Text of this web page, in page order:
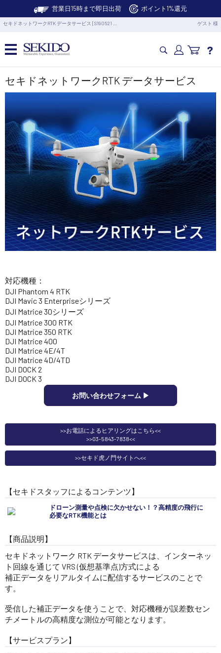
営業日15時まで即日出荷 ポイント1%還元
セキドネットワークRTK データサービス [S190521 … ゲスト 様
カメラドローン・生活家電
カメラ・スタビライザー
業務用ドローン・業務関連製品
水中ドローン(ROV)・水中スクーター
RC・ロボット部品
講習会･国家資格･WEBセミナー
サポート・Q&A / 法人・学生のお客様
セキドネットワークRTK データサービス
対応機種：
DJI Phantom 4 RTK
DJI Mavic 3 Enterpriseシリーズ
DJI Matrice 30シリーズ
DJI Matrice 300 RTK
DJI Matrice 350 RTK
DJI Matrice 400
DJI Matrice 4E/4T
DJI Matrice 4D/4TD
DJI DOCK 2
DJI DOCK 3
お問い合わせフォーム ▶︎
>>お電話によるヒアリングはこちら<<
>>03-5843-7838<<
>>セキド虎ノ門サイトへ<<
【セキドスタッフによるコンテンツ】
ドローン測量や点検に欠かせない！？高精度の飛行に
必要なRTK機能とは
【商品説明】
セキドネットワーク RTK データサービスは、インターネッ
ト回線を通じて VRS (仮想基準点)方式による
補正データをリアルタイムに配信するサービスのことで
す。
受信した補正データを使うことで、対応機種が誤差数セン
チメートルの高精度な測位が可能となります。
【サービスプラン】